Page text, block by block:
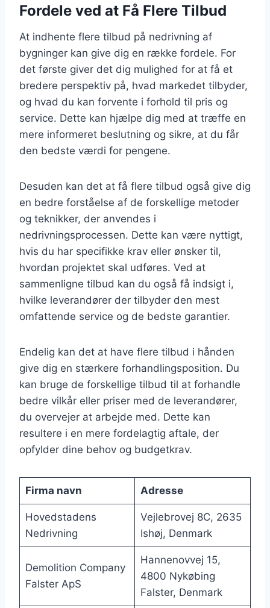
Fordele ved at Få Flere Tilbud
At indhente flere tilbud på nedrivning af
bygninger kan give dig en række fordele. For
det første giver det dig mulighed for at få et
bredere perspektiv på, hvad markedet tilbyder,
og hvad du kan forvente i forhold til pris og
service. Dette kan hjælpe dig med at træffe en
mere informeret beslutning og sikre, at du får
den bedste værdi for pengene.
Desuden kan det at få flere tilbud også give dig
en bedre forståelse af de forskellige metoder
og teknikker, der anvendes i
nedrivningsprocessen. Dette kan være nyttigt,
hvis du har specifikke krav eller ønsker til,
hvordan projektet skal udføres. Ved at
sammenligne tilbud kan du også få indsigt i,
hvilke leverandører der tilbyder den mest
omfattende service og de bedste garantier.
Endelig kan det at have flere tilbud i hånden
give dig en stærkere forhandlingsposition. Du
kan bruge de forskellige tilbud til at forhandle
bedre vilkår eller priser med de leverandører,
du overvejer at arbejde med. Dette kan
resultere i en mere fordelagtig aftale, der
opfylder dine behov og budgetkrav.
Firma navn Adresse
Hovedstadens
Nedrivning
Vejlebrovej 8C, 2635
Ishøj, Denmark
Demolition Company
Falster ApS
Hannenovvej 15,
4800 Nykøbing
Falster, Denmark